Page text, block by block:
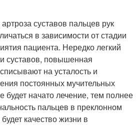
суставов пальцев рук
в зависимости от стадии
пациента. Нередко легкий
суставов, повышенная
на усталость и
постоянных мучительных
начато лечение, тем полнее
пальцев в преклонном
качество жизни в